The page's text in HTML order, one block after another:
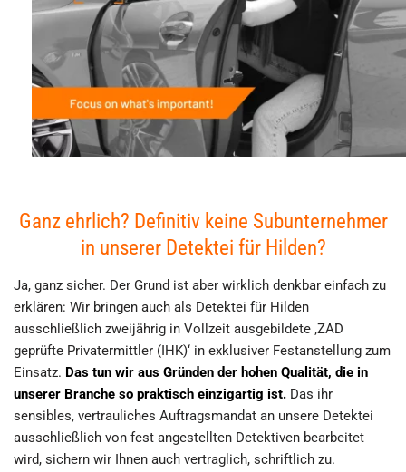
Ganz ehrlich? Definitiv keine Subunternehmer
in unserer Detektei für Hilden?
Ja, ganz sicher. Der Grund ist aber wirklich denkbar einfach zu
erklären: Wir bringen auch als Detektei für Hilden
ausschließlich zweijährig in Vollzeit ausgebildete ‚ZAD
geprüfte Privatermittler (IHK)‘ in exklusiver Festanstellung zum
Einsatz. Das tun wir aus Gründen der hohen Qualität, die in
unserer Branche so praktisch einzigartig ist. Das ihr
sensibles, vertrauliches Auftragsmandat an unsere Detektei
ausschließlich von fest angestellten Detektiven bearbeitet
wird, sichern wir Ihnen auch vertraglich, schriftlich zu.